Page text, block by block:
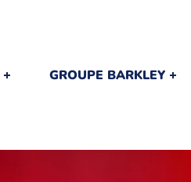
GROUPE BARKLEY